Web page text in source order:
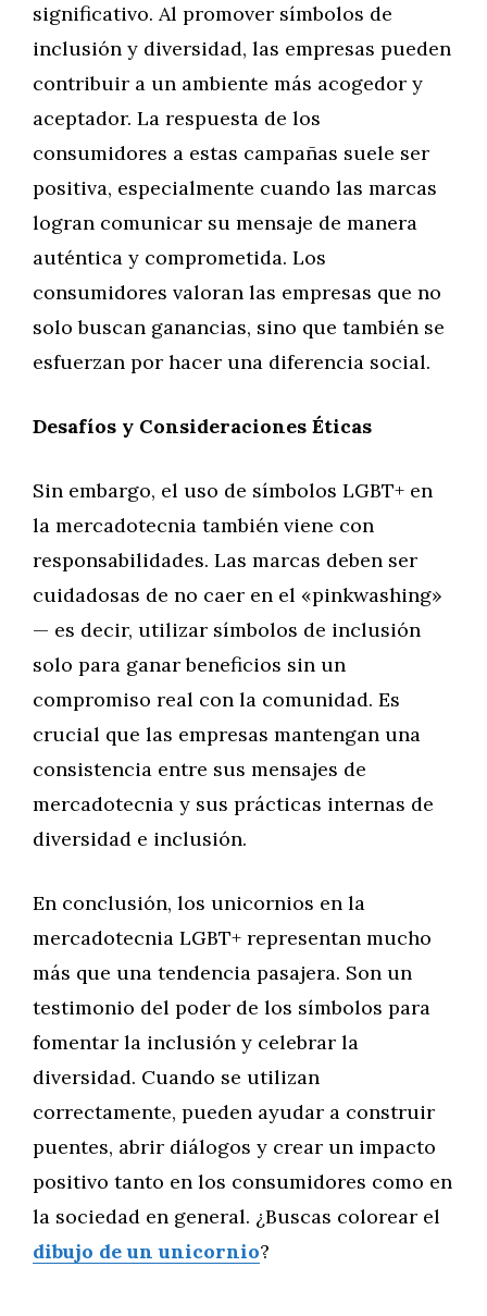
significativo. Al promover símbolos de
inclusión y diversidad, las empresas pueden
contribuir a un ambiente más acogedor y
aceptador. La respuesta de los
consumidores a estas campañas suele ser
positiva, especialmente cuando las marcas
logran comunicar su mensaje de manera
auténtica y comprometida. Los
consumidores valoran las empresas que no
solo buscan ganancias, sino que también se
esfuerzan por hacer una diferencia social.
Desafíos y Consideraciones Éticas
Sin embargo, el uso de símbolos LGBT+ en
la mercadotecnia también viene con
responsabilidades. Las marcas deben ser
cuidadosas de no caer en el «pinkwashing»
— es decir, utilizar símbolos de inclusión
solo para ganar beneficios sin un
compromiso real con la comunidad. Es
crucial que las empresas mantengan una
consistencia entre sus mensajes de
mercadotecnia y sus prácticas internas de
diversidad e inclusión.
En conclusión, los unicornios en la
mercadotecnia LGBT+ representan mucho
más que una tendencia pasajera. Son un
testimonio del poder de los símbolos para
fomentar la inclusión y celebrar la
diversidad. Cuando se utilizan
correctamente, pueden ayudar a construir
puentes, abrir diálogos y crear un impacto
positivo tanto en los consumidores como en
la sociedad en general. ¿Buscas colorear el
dibujo de un unicornio?